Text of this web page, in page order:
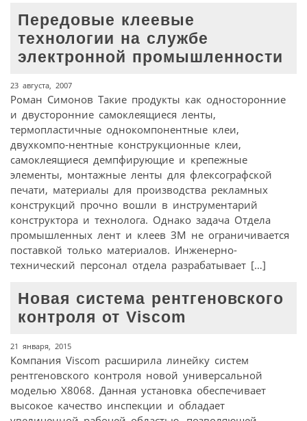
Передовые клеевые
технологии на службе
электронной промышленности
23 августа, 2007
Роман Симонов Такие продукты как односторонние
и двусторонние самоклеящиеся ленты,
термопластичные однокомпонентные клеи,
двухкомпо-нентные конструкционные клеи,
самоклеящиеся демпфирующие и крепежные
элементы, монтажные ленты для флексографской
печати, материалы для производства рекламных
конструкций прочно вошли в инструментарий
конструктора и технолога. Однако задача Отдела
промышленных лент и клеев ЗМ не ограничивается
поставкой только материалов. Инженерно-
технический персонал отдела разрабатывает […]
Новая система рентгеновского
контроля от Viscom
21 января, 2015
Компания Viscom расширила линейку систем
рентгеновского контроля новой универсальной
моделью X8068. Данная установка обеспечивает
высокое качество инспекции и обладает